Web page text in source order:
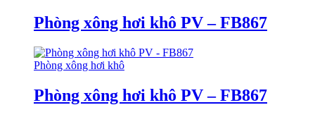
Phòng xông hơi khô PV – FB867
Phòng xông hơi khô
Phòng xông hơi khô PV – FB867